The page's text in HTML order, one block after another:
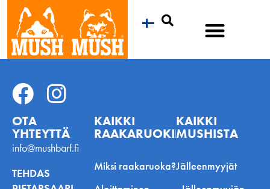
OTA
YHTEYTTÄ
info@mushbarf.fi
TEHDAS
KAIKKI
RAAKARUOKINNASTA
Miksi raakaruoka?
KAIKKI
MUSHISTA
Jälleenmyyjät